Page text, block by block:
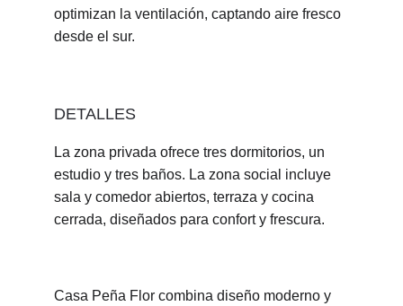
optimizan la ventilación, captando aire fresco
desde el sur.
Casa Peña Flor combina diseño moderno y
DETALLES
La zona privada ofrece tres dormitorios, un
estudio y tres baños. La zona social incluye
sala y comedor abiertos, terraza y cocina
cerrada, diseñados para confort y frescura.